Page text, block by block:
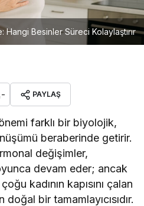
Besinler Süreci Kolaylaştırır
- PAYLAŞ
farklı bir biyolojik,
beraberinde getirir.
değişimler,
devam eder; ancak
kadının kapısını çalan
bir tamamlayıcısıdır.